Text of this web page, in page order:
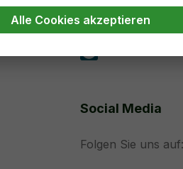
Teamviewer
Teamviewer
Social Media
Folgen Sie uns auf:
Alle Cookies akzeptieren